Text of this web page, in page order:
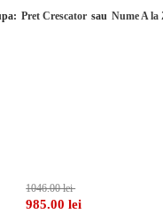
este aderent la suprafeteleNume A la
sau
Pret Crescator
1046.00 lei
985.00 lei